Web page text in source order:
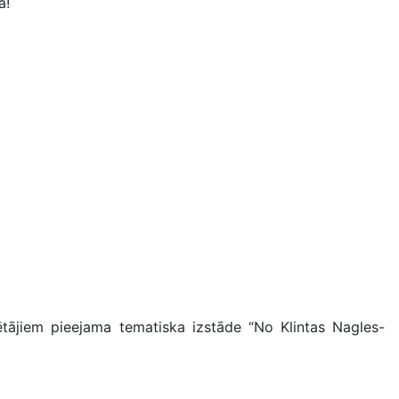
pieejama tematiska izstāde “No Klintas Nagles-